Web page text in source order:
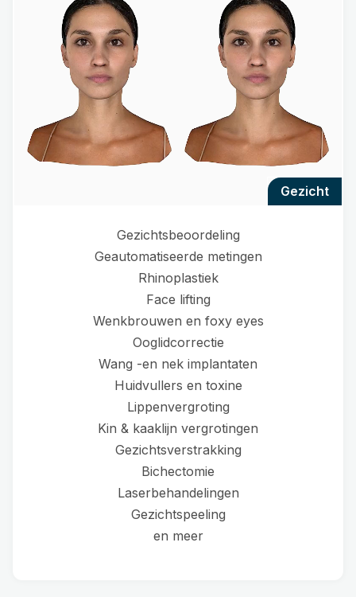
gezicht
Gezichtsbeoordeling
Geautomatiseerde metingen
Rhinoplastiek
Face lifting
Wenkbrouwen en foxy eyes
Ooglidcorrectie
Wang -en nek implantaten
Huidvullers en toxine
Lippenvergroting
Kin & kaaklijn vergrotingen
Gezichtsverstrakking
Bichectomie
Laserbehandelingen
Gezichtspeeling
en meer